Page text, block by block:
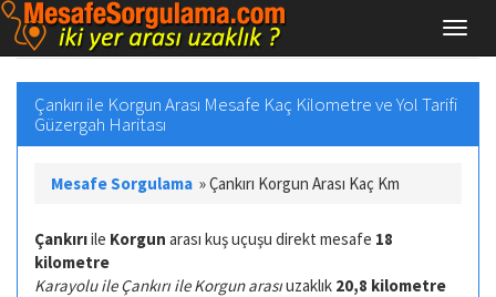
Çankırı ile Korgun Arası Mesafe Kaç Kilometre ve Yol Tarifi
Güzergah Haritası
Mesafe Sorgulama »Çankırı Korgun Arası Kaç Km
Çankırıile Korgun arası kuş uçuşu direkt mesafe 18
kilometre
Karayolu ile Çankırı ile Korgun arasıuzaklık 20,8 kilometre